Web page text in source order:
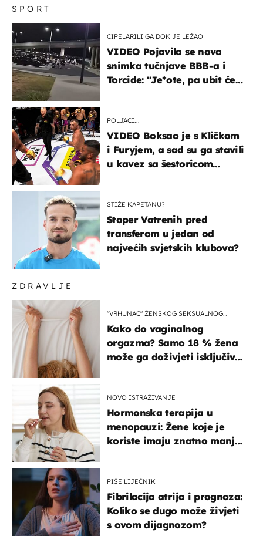
ZDRAVLJE
"VRHUNAC" ŽENSKOG SEKSUALNOG
Kako do vaginalnog
orgazma? Samo 18 % žena
može ga doživjeti isključivo
NOVO ISTRAŽIVANJE
Hormonska terapija u
menopauzi: Žene koje je
koriste imaju znatno manji
PIŠE LIJEČNIK
Fibrilacija atrija i prognoza:
Koliko se dugo može živjeti
s ovom dijagnozom?
SPORT
CIPELARILI GA DOK JE LEŽAO
VIDEO Pojavila se nova
snimka tučnjave BBB-a i
Torcide: "Je*ote, pa ubit će
POLJACI...
VIDEO Boksao je s Kličkom
i Furyjem, a sad su ga stavili
u kavez sa šestoricom
STIŽE KAPETANU?
Stoper Vatrenih pred
transferom u jedan od
najvećih svjetskih klubova?